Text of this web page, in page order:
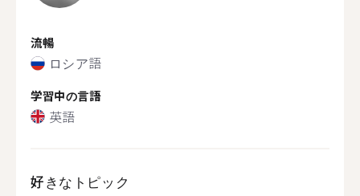
流暢
ロシア語
学習中の言語
英語
好きなトピック